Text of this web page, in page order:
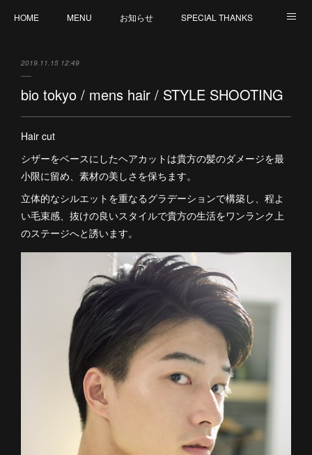
HOME MENU お知らせ SPECIAL THANKS
2019.11.15 12:49
bio tokyo / mens hair / STYLE SHOOTING
Hair cut
シザーをベースにしたヘアカットは貴方の髪のダメージを最
小限に留め、素材の美しさを保ちます。
立体的なシルエットを重なるグラデーションで構築し、程よ
い毛束感、抜けの良いスタイルで貴方の生活をワンランク上
のステージへと誘います。